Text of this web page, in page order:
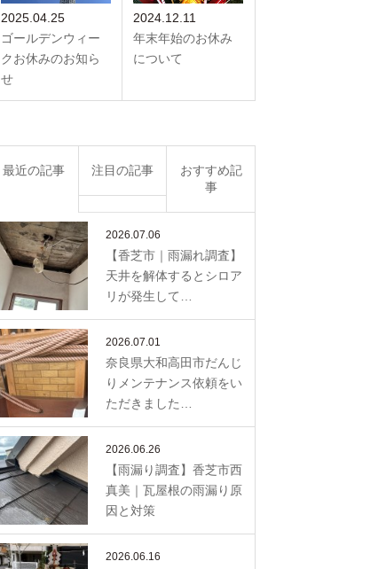
2025.04.25
ゴールデンウィー
クお休みのお知ら
せ
2024.12.11
年末年始のお休み
について
最近の記事 注目の記事
おすすめ記
事
2026.07.06
【香芝市｜雨漏れ調査】
天井を解体するとシロア
リが発生して…
2026.07.01
奈良県大和高田市だんじ
りメンテナンス依頼をい
ただきました…
2026.06.26
【雨漏り調査】香芝市西
真美｜瓦屋根の雨漏り原
因と対策
2026.06.16